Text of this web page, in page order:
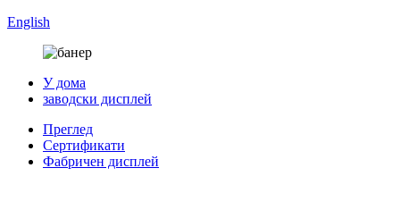
English
У дома
заводски дисплей
Преглед
Сертификати
Фабричен дисплей